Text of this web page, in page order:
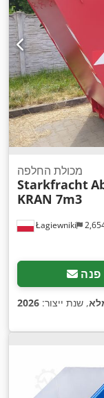
Łagiewniki
מכולת החלפה
Starkfracht
KRAN 7m3
פנה
, שנת ייצור: 2026